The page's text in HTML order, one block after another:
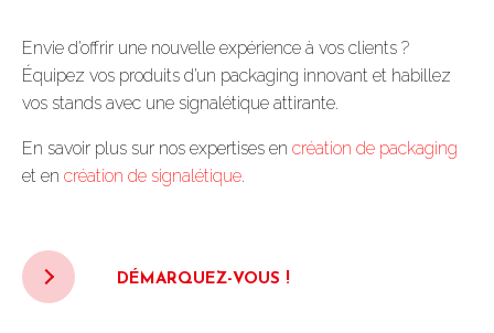
Envie d’offrir une nouvelle expérience à vos clients ?
Équipez vos produits d’un packaging innovant et habillez
vos stands avec une signalétique attirante.
En savoir plus sur nos expertises en création de packaging
et en création de signalétique.
DÉMARQUEZ-VOUS !